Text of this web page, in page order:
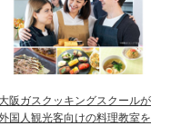
大阪ガスクッキングスクールが
国人観光客向けの料理教室を